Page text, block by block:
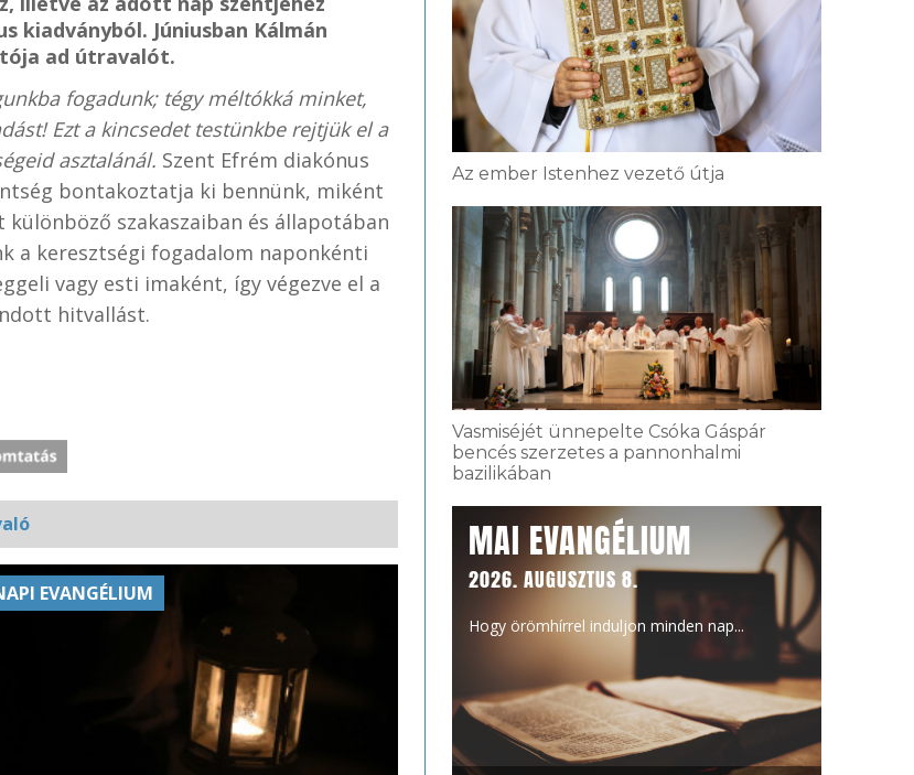
kiadványból. Júniusban Kálmán
ad útravalót.
fogadunk; tégy méltókká minket,
Ezt a kincsedet testünkbe rejtjük el a
asztalánál. Szent Efrém diakónus
bontakoztatja ki bennünk, miként
különböző szakaszaiban és állapotában
a keresztségi fogadalom naponkénti
vagy esti imaként, így végezve el a
hitvallást.
EVANGÉLIUM
Az ember Istenhez vezető útja
Vasmiséjét ünnepelte Csóka Gáspár
bencés szerzetes a pannonhalmi
bazilikában
MAI EVANGÉLIUM
2026. AUGUSZTUS 8.
Hogy örömhírrel induljon minden nap...